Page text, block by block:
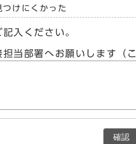
つけにくかった
入ください。
当部署へお願いします（
確認